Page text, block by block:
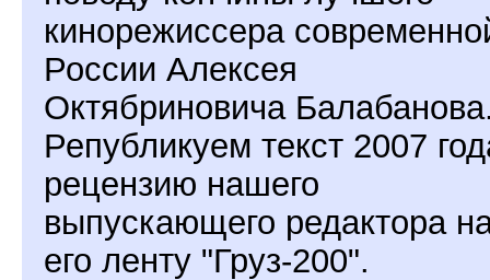
кинорежиссера
России Алексея
Октябриновича
Републикуем текст 2007
рецензию нашего
выпускающего редактора
его ленту "Груз-200".